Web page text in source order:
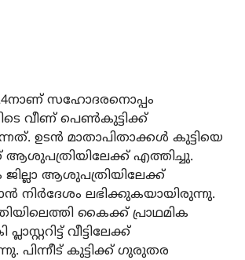
സഹോദരനൊപ്പം
വീണ് പെണ്‍കുട്ടിക്ക്
ഉടന്‍ മാതാപിതാക്കള്‍ കുട്ടിയെ
ആശുപത്രിയിലേക്ക് എത്തിച്ചു.
ജില്ലാ ആശുപത്രിയിലേക്ക്
ലഭിക്കുകയായിരുന്നു.
കൈക്ക് പ്രാഥമിക
വീട്ടിലേക്ക്
പിന്നീട് കുട്ടിക്ക് ഗുരുതര